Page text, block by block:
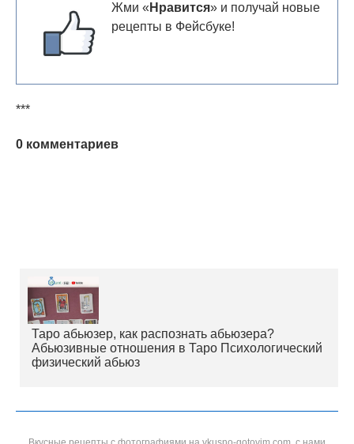
Жми « Нравится» и получай новые
рецепты в Фейсбуке!
***
0 комментариев
Таро абьюзер, как распознать абьюзера?
Абьюзивные отношения в Таро Психологический
физический абьюз